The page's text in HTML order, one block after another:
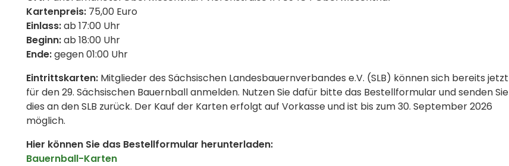
Kartenpreis: 75,00 Euro
Einlass:ab 17:00 Uhr
Beginn:ab 18:00 Uhr
Ende:gegen 01:00 Uhr
Eintrittskarten: Mitglieder des Sächsischen Landesbauernverbandes e.V. (SLB) können sich bereits jetzt
für den 29. Sächsischen Bauernball anmelden. Nutzen Sie dafür bitte das Bestellformular und senden Sie
dies an den SLB zurück. Der Kauf der Karten erfolgt auf Vorkasse und ist bis zum 30. September 2026
möglich.
Hier können Sie das Bestellformular herunterladen:
Bauernball-Karten